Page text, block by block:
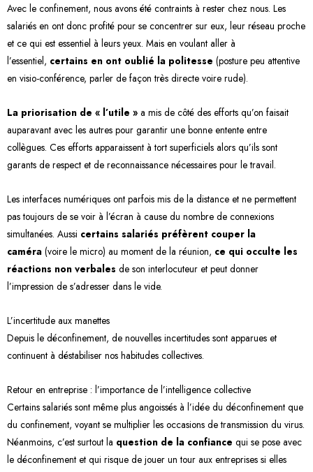
Avec le confinement, nous avons été contraints à rester chez nous. Les
salariés en ont donc profité pour se concentrer sur eux, leur réseau proche
et ce qui est essentiel à leurs yeux. Mais en voulant aller à
l’essentiel, certains en ont oublié la politesse (posture peu attentive
en visio-conférence, parler de façon très directe voire rude).
La priorisation de « l’utile » a mis de côté des efforts qu’on faisait
auparavant avec les autres pour garantir une bonne entente entre
collègues. Ces efforts apparaissent à tort superficiels alors qu’ils sont
garants de respect et de reconnaissance nécessaires pour le travail.
Les interfaces numériques ont parfois mis de la distance et ne permettent
pas toujours de se voir à l’écran à cause du nombre de connexions
simultanées. Aussi certains salariés préfèrent couper la
caméra (voire le micro) au moment de la réunion, ce qui occulte les
réactions non verbales de son interlocuteur et peut donner
l’impression de s’adresser dans le vide.
L’incertitude aux manettes
Depuis le déconfinement, de nouvelles incertitudes sont apparues et
continuent à déstabiliser nos habitudes collectives.
Retour en entreprise : l’importance de l’intelligence collective
Certains salariés sont même plus angoissés à l’idée du déconfinement que
du confinement, voyant se multiplier les occasions de transmission du virus.
Néanmoins, c’est surtout la question de la confiance qui se pose avec
le déconfinement et qui risque de jouer un tour aux entreprises si elles